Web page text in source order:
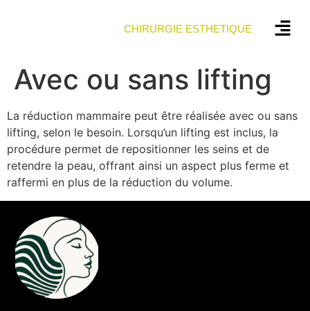
CHIRURGIE ESTHETIQUE
Avec ou sans lifting
La réduction mammaire peut être réalisée avec ou sans
lifting, selon le besoin. Lorsqu’un lifting est inclus, la
procédure permet de repositionner les seins et de
retendre la peau, offrant ainsi un aspect plus ferme et
raffermi en plus de la réduction du volume.